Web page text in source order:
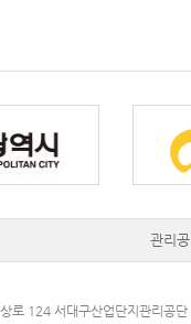
관리
로 124 서대구산업단지관리공단